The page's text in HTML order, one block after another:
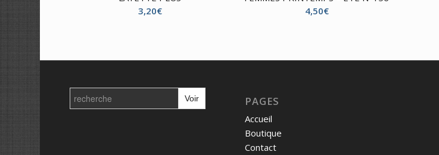
3,20€
4,50€
Search
for: PAGES
Accueil
Boutique
Contact